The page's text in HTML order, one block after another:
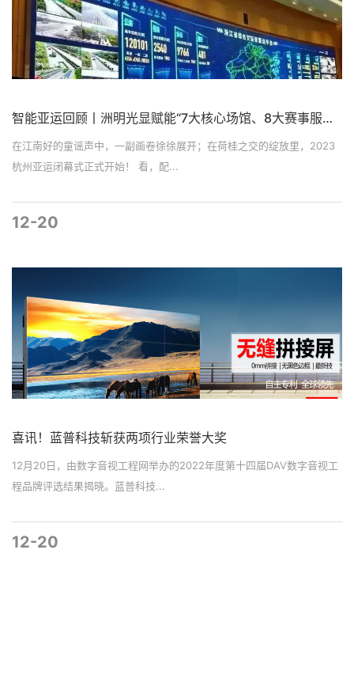
智能亚运回顾丨洲明光显赋能“7大核心场馆、8大赛事服务空间”
在江南好的童谣声中，一副画卷徐徐展开；在荷桂之交的绽放里，2023
杭州亚运闭幕式正式开始！ 看，配...
12-20
喜讯！蓝普科技斩获两项行业荣誉大奖
12月20日，由数字音视工程网举办的2022年度第十四届DAV数字音视工
程品牌评选结果揭晓。蓝普科技...
12-20